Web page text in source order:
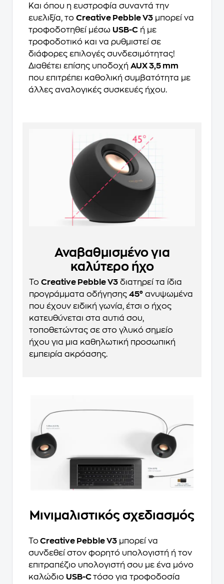
Και όπου η ευστροφία συναντά την
ευελιξία, το Creative Pebble V3 μπορεί να
τροφοδοτηθεί μέσω USB-C ή με
τροφοδοτικό και να ρυθμιστεί σε
διάφορες επιλογές συνδεσιμότητας!
Διαθέτει επίσης υποδοχή AUX 3,5 mm
που επιτρέπει καθολική συμβατότητα με
άλλες αναλογικές συσκευές ήχου.
Αναβαθμισμένο για
καλύτερο ήχο
Το Creative Pebble V3 διατηρεί τα ίδια
προγράμματα οδήγησης 45° ανυψωμένα
που έχουν ειδική γωνία, έτσι ο ήχος
κατευθύνεται στα αυτιά σου,
τοποθετώντας σε στο γλυκό σημείο
ήχου για μια καθηλωτική προσωπική
εμπειρία ακρόασης.
Μινιμαλιστικός σχεδιασμός
ΤοCreative Pebble V3 μπορεί να
συνδεθεί στον φορητό υπολογιστή ή τον
επιτραπέζιο υπολογιστή σου με ένα μόνο
καλώδιο USB-Cτόσο για τροφοδοσία